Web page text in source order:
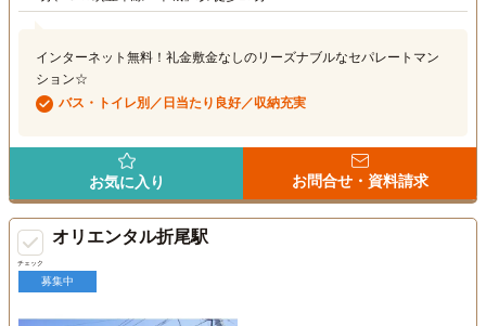
インターネット無料！礼金敷金なしのリーズナブルなセパレートマン
ション☆
バス・トイレ別／日当たり良好／収納充実
お気に入り お問合せ・資料請求
チェック
オリエンタル折尾駅
募集中